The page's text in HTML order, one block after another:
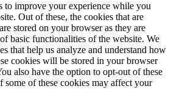
to improve your experience while you
Out of these, the cookies that are
stored on your browser as they are
basic functionalities of the website. We
that help us analyze and understand how
cookies will be stored in your browser
also have the option to opt-out of these
of these cookies may affect your